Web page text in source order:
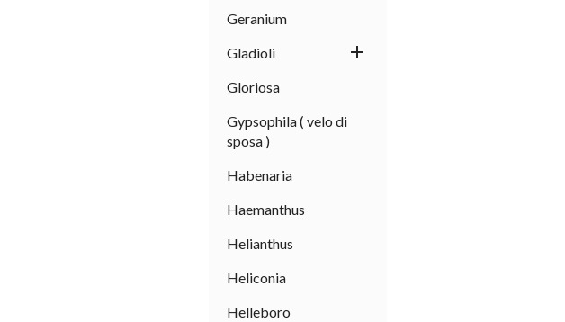
Geranium
Gladioli

Gloriosa
Gypsophila ( velo di
sposa )
Habenaria
Haemanthus
Helianthus
Heliconia
Helleboro